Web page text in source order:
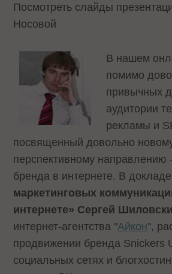
Посмотреть слайды
Носовой
В нашем
помимо
привычных
аудитории
рекламы и
посвященный довольно
перспективному направлению
бренда в интернете. В докладе
маркетинговых
интернете» Сергей
интернет-агентства "Айкон",
продвижении бренда Snickers
социальных сетях и